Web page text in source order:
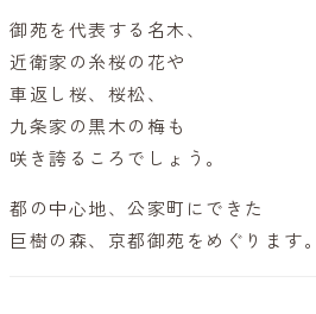
御苑を代表する名木、
近衛家の糸桜の花や
車返し桜、桜松、
九条家の黒木の梅も
咲き誇るころでしょう。
都の中心地、公家町にできた
巨樹の森、京都御苑をめぐります。